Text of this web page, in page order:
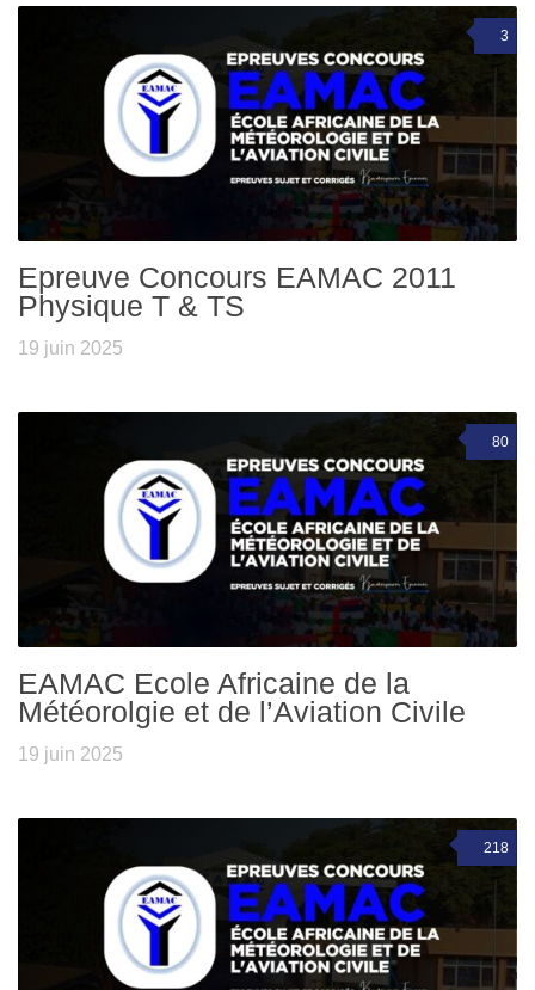
3
Epreuve Concours EAMAC 2011
Physique T & TS
19 juin 2025
80
EAMAC Ecole Africaine de la
Météorolgie et de l’Aviation Civile
19 juin 2025
218